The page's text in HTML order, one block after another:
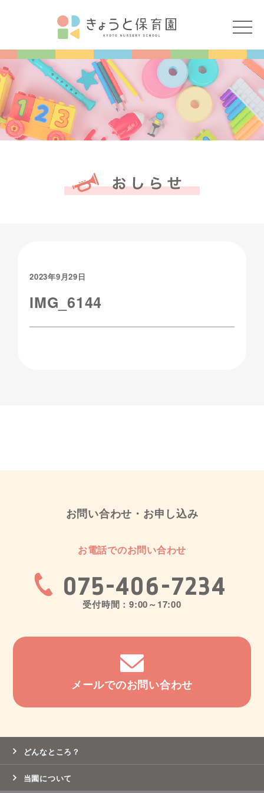
2023年9月29日
IMG_6144
お問い合わせ・お申し込み
お電話でのお問い合わせ
075-406-7234
受付時間：9:00～17:00
メールでのお問い合わせ
どんなところ？
当園について